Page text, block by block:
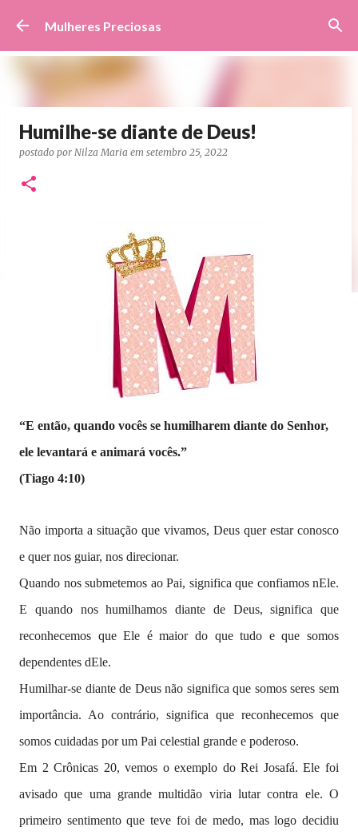
Pular para o conteúdo principal
Mulheres Preciosas
Humilhe-se diante de Deus!
postado por Nilza Maria em setembro 25, 2022
“E então, quando vocês se humilharem diante do Senhor,
ele levantará e animará vocês.”
(Tiago 4:10)
Não importa a situação que vivamos, Deus quer estar conosco
e quer nos guiar, nos direcionar.
Quando nos submetemos ao Pai, significa que confiamos nEle.
E quando nos humilhamos diante de Deus, significa que
reconhecemos que Ele é maior do que tudo e que somos
dependentes dEle.
Humilhar-se diante de Deus não significa que somos seres sem
importância. Ao contrário, significa que reconhecemos que
somos cuidadas por um Pai celestial grande e poderoso.
Em 2 Crônicas 20, vemos o exemplo do Rei Josafá. Ele foi
avisado que uma grande multidão viria lutar contra ele. O
primeiro sentimento que teve foi de medo, mas logo decidiu